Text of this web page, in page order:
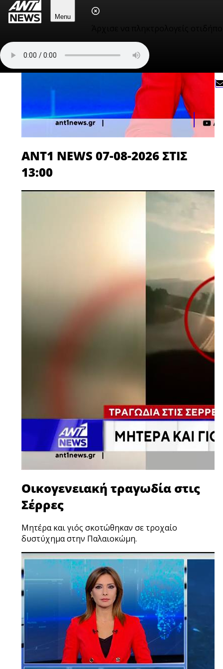
Menu
ANT1 NEWS 07-08-2026 ΣΤΙΣ
13:00
Οικογενειακή τραγωδία στις
Σέρρες
Μητέρα και γιός σκοτώθηκαν σε τροχαίο
δυστύχημα στην Παλαιοκώμη.